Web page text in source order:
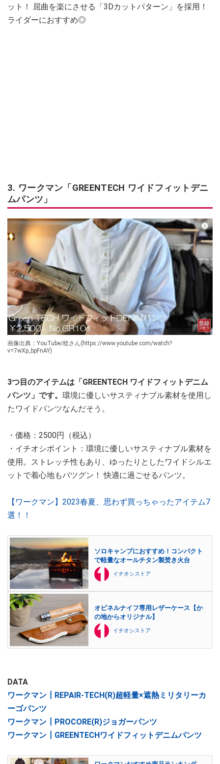
ット！ 屈曲を楽にさせる「3Dカットパターン」を採用！
ライダーにおすすめ◎
3. ワークマン「GREENTECH ワイドフィットデニ
ムパンツ」
画像出典：YouTube/稔さん(https://www.youtube.com/watch?
v=7wXp_bpFnAY)
3つ目のアイテムは「GREENTECH ワイドフィットデニム
パンツ」です。 環境に優しいサスティナブル素材を使用し
たワイドパンツなんだそう。
・価格：2500円（税込）
・イチオシポイント：環境に優しいサスティナブル素材を
使用。ストレッチ性もあり、ゆったりとしたワイドシルエ
ットで着心地もバツグン！ 快適に過ごせるパンツ。
【ワークマン】2023春夏、思わず買っちゃったアイテム7
選！！
ソロキャンプにおすすめ！コンパクト
で軽量なオールチタン製焚き火台
イチオシストア
オピネルナイフ専用レザーケース【か
の地からオリジナル】
イチオシストア
DATA
ワークマン┃REPAIR-TECH(R)超軽量×遮熱ミリタリーカ
ーゴパンツ
ワークマン┃PROCORE(R)ジョガーパンツ
ワークマン┃GREENTECHワイドフィットデニムパンツ